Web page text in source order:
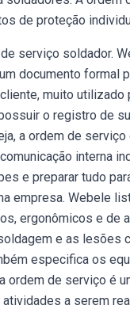
de proteção
serviço soldador.
documento formal
muito utilizado
o registro de
a ordem de serviço
interna
e preparar tudo
empresa. Webele
ergonômicos e de
e as lesões
especifica os
ordem de serviço é
atividades a serem